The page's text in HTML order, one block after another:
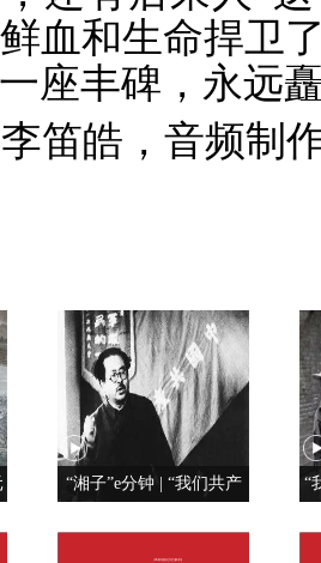
血和生命捍卫
座丰碑，永远
笛皓，音频制
“湘子”e分钟 | “我们共产
“